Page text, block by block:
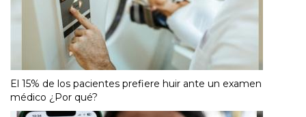
El 15% de los pacientes prefiere huir ante un examen
médico ¿Por qué?